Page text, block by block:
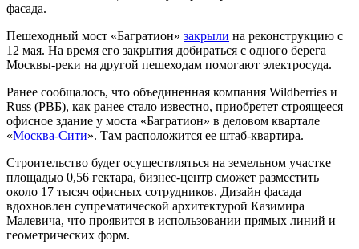
фасада.
Пешеходный мост «Багратион» закрыли на реконструкцию с
12 мая. На время его закрытия добираться с одного берега
Москвы-реки на другой пешеходам помогают электросуда.
Ранее сообщалось, что объединенная компания Wildberries и
Russ (РВБ), как ранее стало известно, приобретет строящееся
офисное здание у моста «Багратион» в деловом квартале
«Москва-Сити». Там расположится ее штаб-квартира.
Строительство будет осуществляться на земельном участке
площадью 0,56 гектара, бизнес-центр сможет разместить
около 17 тысяч офисных сотрудников. Дизайн фасада
вдохновлен супрематической архитектурой Казимира
Малевича, что проявится в использовании прямых линий и
геометрических форм.